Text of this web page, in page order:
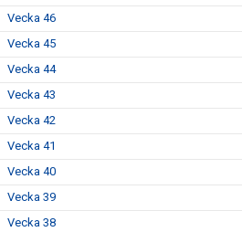
Vecka 46
Vecka 45
Vecka 44
Vecka 43
Vecka 42
Vecka 41
Vecka 40
Vecka 39
Vecka 38